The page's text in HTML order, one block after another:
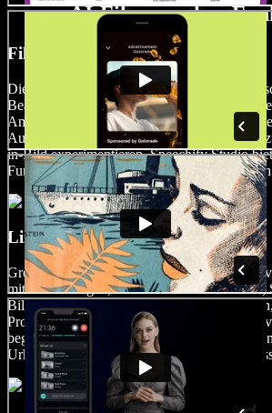
AI-Filmemacher-
Filme wie ein Profi bearbeiten
Die intuitive Benutzeroberfläche und die
Bearbeitungstools von Speechify Studio
Anfänger Filme wie erfahrene Profis
Aufnahmen stabilisieren, visuelle Effekte
in-Bild experimentieren, Speechify Studio
Funktionalität für einen professionellen
Lizenzfreie Medienbibliothek
Greifen Sie auf die umfangreiche Bibliothek
mit hochwertigen, lizenzfreien Musikdateien,
Bildern und Videoclips zu, um
Produktionen von den perfekten Audio- und
begleitet werden, ohne sich um
Urheberrechtsbeschränkungen sorgen zu